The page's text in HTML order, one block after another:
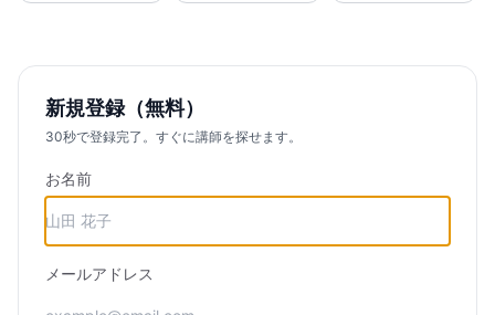
新規登録（無料）
30秒で登録完了。すぐに講師を探せます。
お名前
メールアドレス